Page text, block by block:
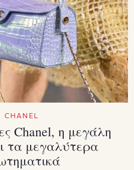
CHANEL
Chanel, η μεγάλη
τα μεγαλύτερα